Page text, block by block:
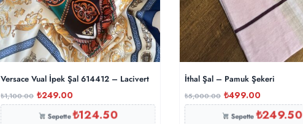
Versace Vual İpek Şal 614412 – Lacivert
₺1,100.00 ₺249.00
Sepette₺124.50
İthal Şal – Pamuk Şekeri
₺5,000.00 ₺499.00
Sepette₺249.50